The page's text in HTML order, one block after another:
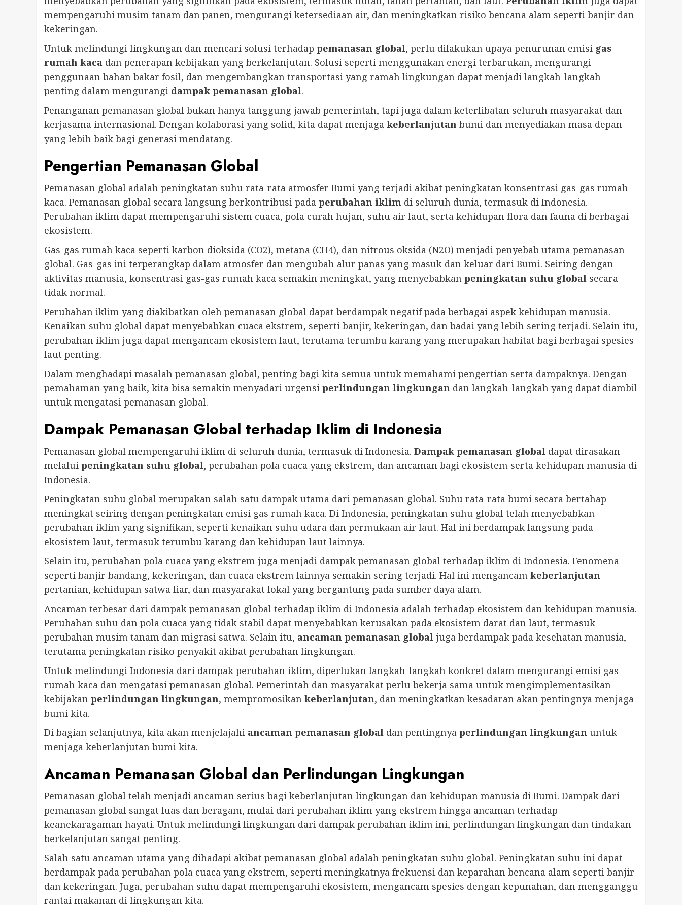
mempengaruhi musim tanam dan panen, mengurangi ketersediaan air, dan meningkatkan risiko bencana alam seperti banjir dan
kekeringan.
Untuk melindungi lingkungan dan mencari solusi terhadap pemanasan global, perlu dilakukan upaya penurunan emisi gas
rumah kaca dan penerapan kebijakan yang berkelanjutan. Solusi seperti menggunakan energi terbarukan, mengurangi
penggunaan bahan bakar fosil, dan mengembangkan transportasi yang ramah lingkungan dapat menjadi langkah-langkah
penting dalam mengurangi dampak pemanasan global.
Penanganan pemanasan global bukan hanya tanggung jawab pemerintah, tapi juga dalam keterlibatan seluruh masyarakat dan
kerjasama internasional. Dengan kolaborasi yang solid, kita dapat menjaga keberlanjutan bumi dan menyediakan masa depan
yang lebih baik bagi generasi mendatang.
Pengertian Pemanasan Global
Pemanasan global adalah peningkatan suhu rata-rata atmosfer Bumi yang terjadi akibat peningkatan konsentrasi gas-gas rumah
kaca. Pemanasan global secara langsung berkontribusi pada perubahan iklim di seluruh dunia, termasuk di Indonesia.
Perubahan iklim dapat mempengaruhi sistem cuaca, pola curah hujan, suhu air laut, serta kehidupan flora dan fauna di berbagai
ekosistem.
Gas-gas rumah kaca seperti karbon dioksida (CO2), metana (CH4), dan nitrous oksida (N2O) menjadi penyebab utama pemanasan
global. Gas-gas ini terperangkap dalam atmosfer dan mengubah alur panas yang masuk dan keluar dari Bumi. Seiring dengan
aktivitas manusia, konsentrasi gas-gas rumah kaca semakin meningkat, yang menyebabkan peningkatan suhu global secara
tidak normal.
Perubahan iklim yang diakibatkan oleh pemanasan global dapat berdampak negatif pada berbagai aspek kehidupan manusia.
Kenaikan suhu global dapat menyebabkan cuaca ekstrem, seperti banjir, kekeringan, dan badai yang lebih sering terjadi. Selain itu,
perubahan iklim juga dapat mengancam ekosistem laut, terutama terumbu karang yang merupakan habitat bagi berbagai spesies
laut penting.
Dalam menghadapi masalah pemanasan global, penting bagi kita semua untuk memahami pengertian serta dampaknya. Dengan
pemahaman yang baik, kita bisa semakin menyadari urgensi perlindungan lingkungan dan langkah-langkah yang dapat diambil
untuk mengatasi pemanasan global.
Dampak Pemanasan Global terhadap Iklim di Indonesia
Pemanasan global mempengaruhi iklim di seluruh dunia, termasuk di Indonesia. Dampak pemanasan global dapat dirasakan
melalui peningkatan suhu global, perubahan pola cuaca yang ekstrem, dan ancaman bagi ekosistem serta kehidupan manusia di
Indonesia.
Peningkatan suhu global merupakan salah satu dampak utama dari pemanasan global. Suhu rata-rata bumi secara bertahap
meningkat seiring dengan peningkatan emisi gas rumah kaca. Di Indonesia, peningkatan suhu global telah menyebabkan
perubahan iklim yang signifikan, seperti kenaikan suhu udara dan permukaan air laut. Hal ini berdampak langsung pada
ekosistem laut, termasuk terumbu karang dan kehidupan laut lainnya.
Selain itu, perubahan pola cuaca yang ekstrem juga menjadi dampak pemanasan global terhadap iklim di Indonesia. Fenomena
seperti banjir bandang, kekeringan, dan cuaca ekstrem lainnya semakin sering terjadi. Hal ini mengancam keberlanjutan
pertanian, kehidupan satwa liar, dan masyarakat lokal yang bergantung pada sumber daya alam.
Ancaman terbesar dari dampak pemanasan global terhadap iklim di Indonesia adalah terhadap ekosistem dan kehidupan manusia.
Perubahan suhu dan pola cuaca yang tidak stabil dapat menyebabkan kerusakan pada ekosistem darat dan laut, termasuk
perubahan musim tanam dan migrasi satwa. Selain itu, ancaman pemanasan global juga berdampak pada kesehatan manusia,
terutama peningkatan risiko penyakit akibat perubahan lingkungan.
Untuk melindungi Indonesia dari dampak perubahan iklim, diperlukan langkah-langkah konkret dalam mengurangi emisi gas
rumah kaca dan mengatasi pemanasan global. Pemerintah dan masyarakat perlu bekerja sama untuk mengimplementasikan
kebijakan perlindungan lingkungan, mempromosikan keberlanjutan, dan meningkatkan kesadaran akan pentingnya menjaga
bumi kita.
Di bagian selanjutnya, kita akan menjelajahi ancaman pemanasan global dan pentingnya perlindungan lingkungan untuk
menjaga keberlanjutan bumi kita.
Ancaman Pemanasan Global dan Perlindungan Lingkungan
Pemanasan global telah menjadi ancaman serius bagi keberlanjutan lingkungan dan kehidupan manusia di Bumi. Dampak dari
pemanasan global sangat luas dan beragam, mulai dari perubahan iklim yang ekstrem hingga ancaman terhadap
keanekaragaman hayati. Untuk melindungi lingkungan dari dampak perubahan iklim ini, perlindungan lingkungan dan tindakan
berkelanjutan sangat penting.
Salah satu ancaman utama yang dihadapi akibat pemanasan global adalah peningkatan suhu global. Peningkatan suhu ini dapat
berdampak pada perubahan pola cuaca yang ekstrem, seperti meningkatnya frekuensi dan keparahan bencana alam seperti banjir
dan kekeringan. Juga, perubahan suhu dapat mempengaruhi ekosistem, mengancam spesies dengan kepunahan, dan mengganggu
rantai makanan di lingkungan kita.